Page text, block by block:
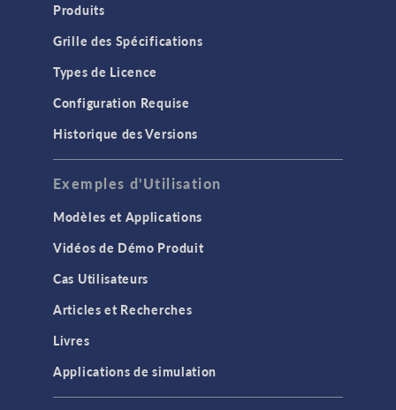
Produits
Grille des Spécifications
Types de Licence
Configuration Requise
Historique des Versions
Exemples d'Utilisation
Modèles et Applications
Vidéos de Démo Produit
Cas Utilisateurs
Articles et Recherches
Livres
Applications de simulation